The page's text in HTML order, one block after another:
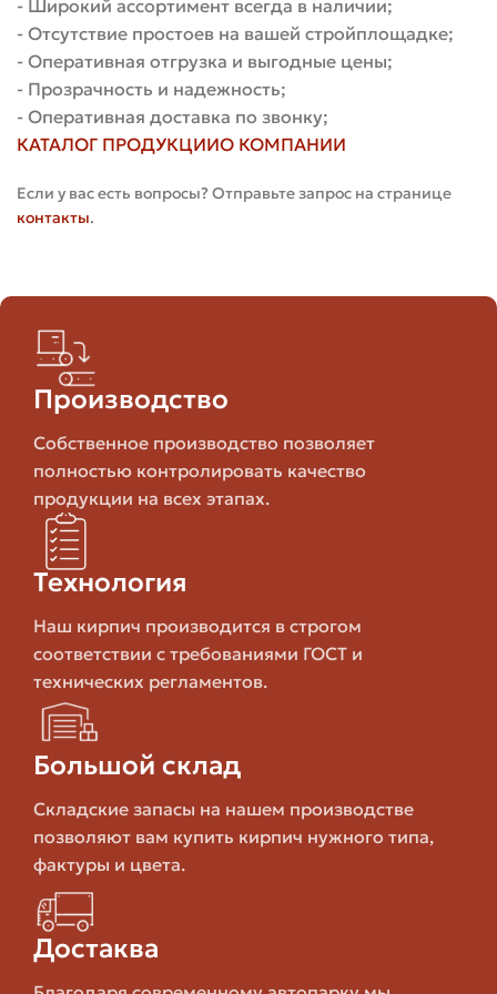
Тип Водопоглощение
Керамический
полнотелый
Высокая Среднее
Клинкерный
высокая
Силикатный Средняя
Таблица даёт понятие о базовых характеристиках, но
каждая марка кирпича может отличаться. Поэтому
всегда смотрите на реальные показатели
производителя и сертификаты.
Критерии качества: на что смотреть
в первую очередь
Проверка качества начинается с документации, но не
заканчивается ею. Нужно уметь оценить кирпич
визуально и практично. Ниже — основные критерии,
которые реально влияют на срок службы и удобство
кладки.
- Широкий ассортимент всегда в наличии;
- Отсутствие простоев на вашей стройплощадке;
- Оперативная отгрузка и выгодные цены;
- Прозрачность и надежность;
- Оперативная доставка по звонку;
КАТАЛОГ ПРОДУКЦИИО КОМПАНИИ
Если у вас есть вопросы? Отправьте запрос на странице
контакты.
Производство
Собственное производство позволяет
полностью контролировать качество
продукции на всех этапах.
Технология
Наш кирпич производится в строгом
соответствии с требованиями ГОСТ и
технических регламентов.
Большой склад
Складские запасы на нашем производстве
позволяют вам купить кирпич нужного типа,
фактуры и цвета.
Достаква